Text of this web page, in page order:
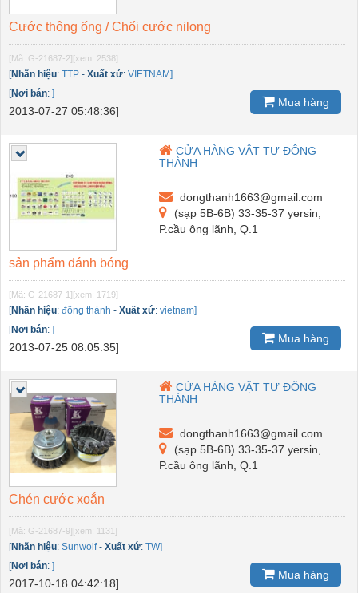
Cước thông ống / Chổi cước nilong
[Mã: G-21687-2][xem: 2538]
[Nhãn hiệu: TTP - Xuất xứ: VIETNAM]
[Nơi bán: ]
2013-07-27 05:48:36]
Mua hàng
CỬA HÀNG VẬT TƯ ĐÔNG
THÀNH
dongthanh1663@gmail.com
(sạp 5B-6B) 33-35-37 yersin,
P.cầu ông lãnh, Q.1
sản phẩm đánh bóng
[Mã: G-21687-1][xem: 1719]
[Nhãn hiệu: đông thành - Xuất xứ: vietnam]
[Nơi bán: ]
2013-07-25 08:05:35]
Mua hàng
CỬA HÀNG VẬT TƯ ĐÔNG
THÀNH
dongthanh1663@gmail.com
(sạp 5B-6B) 33-35-37 yersin,
P.cầu ông lãnh, Q.1
Chén cước xoắn
[Mã: G-21687-9][xem: 1131]
[Nhãn hiệu: Sunwolf- Xuất xứ: TW]
[Nơi bán: ]
2017-10-18 04:42:18]
Mua hàng